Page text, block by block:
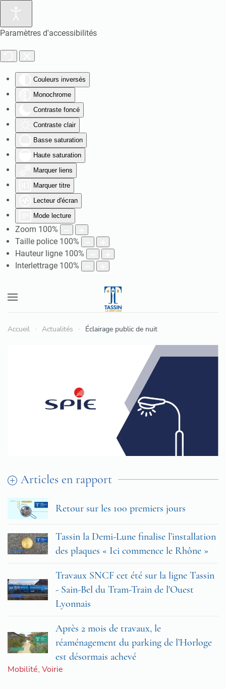
Paramètres d'accessibilités
Couleurs inversés
Monochrome
Contraste foncé
Contraste clair
Basse saturation
Haute saturation
Marquer liens
Marquer titre
Lecteur d'écran
Mode lecture
Zoom 100%
Taille police 100%
Hauteur ligne 100%
Interlettrage 100%
Accueil Actualités Éclairage public de nuit
Articles en rapport
Retour sur les 100 premiers jours
Tassin la Demi-Lune finalise l’installation
des plaques « Ici commence le Rhône »
Travaux SNCF cet été sur la ligne Tassin
- Sain-Bel du Tram-Train de l'Ouest
Lyonnais
Après 2 mois de travaux, le
réaménagement du parking de l’Horloge
est désormais achevé
Mobilité, Voirie